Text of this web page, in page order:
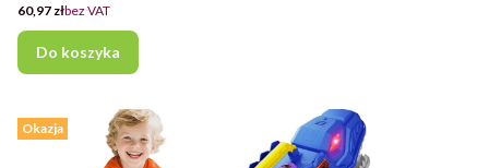
Cena
60,97 złbez VAT
Do koszyka
Okazja